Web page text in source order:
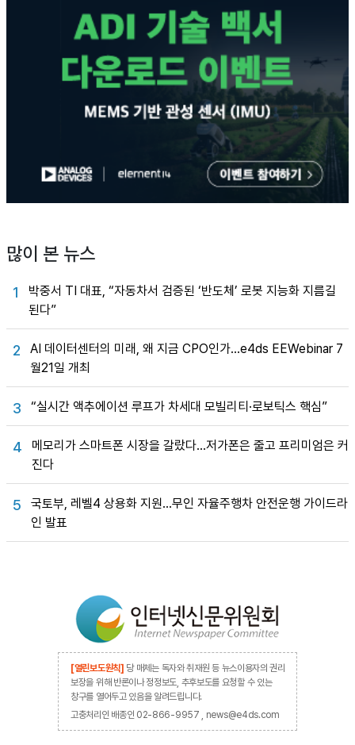
많이 본 뉴스
1
박중서 TI 대표, “자동차서 검증된 ‘반도체’ 로봇 지능화 지름길
된다”
2
AI 데이터센터의 미래, 왜 지금 CPO인가…e4ds EEWebinar 7
월21일 개최
3 “실시간 액추에이션 루프가 차세대 모빌리티·로보틱스 핵심”
4
메모리가 스마트폰 시장을 갈랐다…저가폰은 줄고 프리미엄은 커
진다
5
국토부, 레벨4 상용화 지원…무인 자율주행차 안전운행 가이드라
인 발표
[열린보도원칙] 당 매체는 독자와 취재원 등 뉴스이용자의 권리
보장을 위해 반론이나 정정보도, 추후보도를 요청할 수 있는
창구를 열어두고 있음을 알려드립니다.
고충처리인 배종인 02-866-9957 , news@e4ds.com